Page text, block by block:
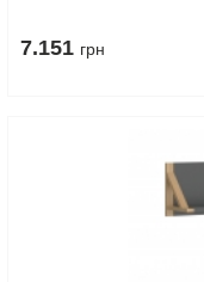
7.151 грн